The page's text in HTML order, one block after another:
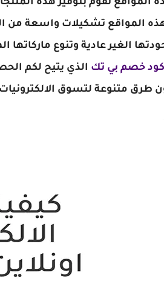
المواقع تقوم بتوفير هذه
المواقع تشكيلات واسعة من
الغير عادية وتنوع
كود خصم بي تك الذي يتيح لكم
متنوعة لتسوق